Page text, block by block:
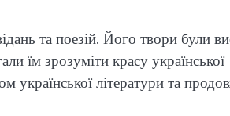
та поезій. Його твори були
їм зрозуміти красу української
української літератури та